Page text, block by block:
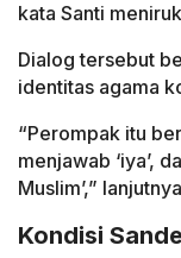
kata Santi
Dialog tersebut
identitas agama
“Perompak itu
menjawab ‘iya’,
Muslim’,”
Kondisi